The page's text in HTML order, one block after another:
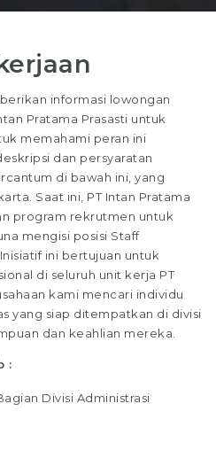
informasi lowongan
Pratama Prasasti untuk
memahami peran ini
dan persyaratan
di bawah ini, yang
Saat ini, PT Intan Pratama
program rekrutmen untuk
mengisi posisi Staff
ini bertujuan untuk
di seluruh unit kerja PT
kami mencari individu
yang siap ditempatkan di divisi
dan keahlian mereka.
:
Divisi Administrasi